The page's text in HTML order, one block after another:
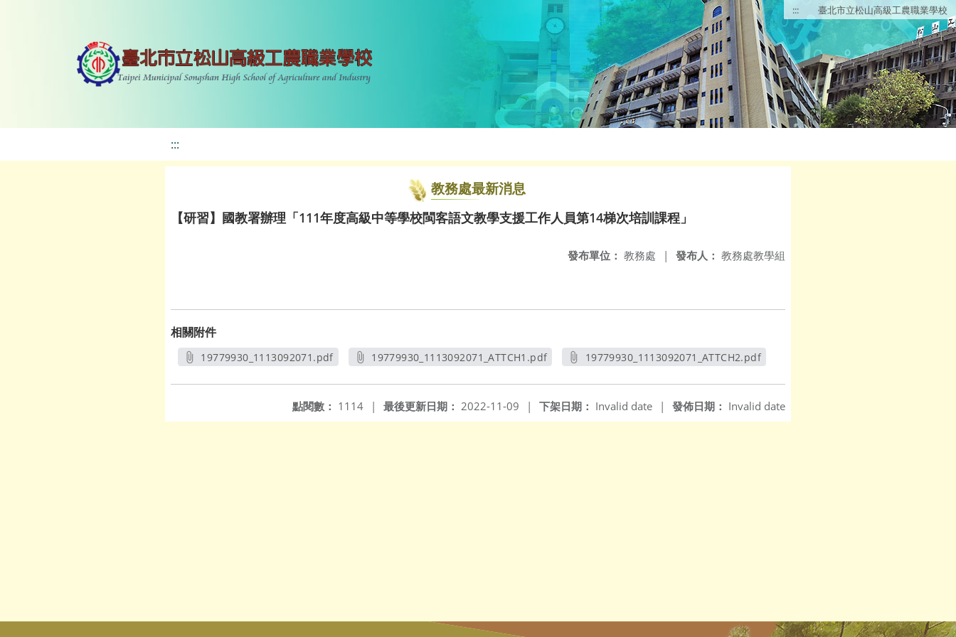
::: 臺北市立松山高級工農職業學校
:::
教務處最新消息
【研習】國教署辦理「111年度高級中等學校閩客語文教學支援工作人員第14梯次培訓課程」
發布人： 教務處教學組
發布單位： 教務處 |
相關附件
19779930_1113092071.pdf
19779930_1113092071_ATTCH1.pdf
19779930_1113092071_ATTCH2.pdf
發佈日期： Invalid date
下架日期： Invalid date |
最後更新日期： 2022-11-09 |
點閱數： 1114 |